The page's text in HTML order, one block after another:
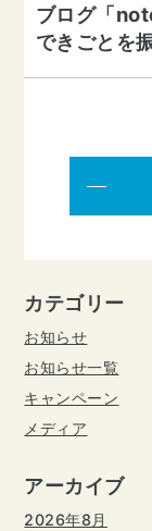
ブログ「
できごとを
カテゴリー
お知らせ
お知らせ一覧
キャンペーン
メディア
アーカイブ
2026年8月